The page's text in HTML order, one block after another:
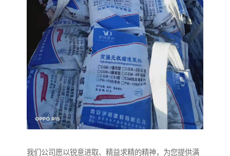
我们公司愿以锐意进取、精益求精的精神，为您提供满